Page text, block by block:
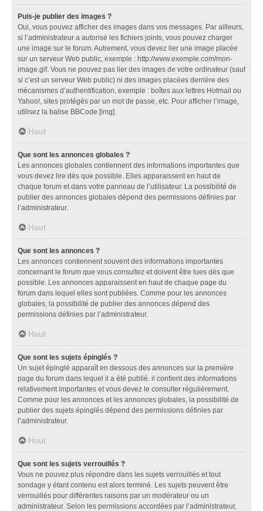
Puis-je publier des images ?
Oui, vous pouvez afficher des images dans vos messages. Par ailleurs,
si l’administrateur a autorisé les fichiers joints, vous pouvez charger
une image sur le forum. Autrement, vous devez lier une image placée
sur un serveur Web public, exemple : http://www.exemple.com/mon-
image.gif. Vous ne pouvez pas lier des images de votre ordinateur (sauf
si c’est un serveur Web public) ni des images placées derrière des
mécanismes d’authentification, exemple : boîtes aux lettres Hotmail ou
Yahoo!, sites protégés par un mot de passe, etc. Pour afficher l’image,
utilisez la balise BBCode [img].
Haut
Que sont les annonces globales ?
Les annonces globales contiennent des informations importantes que
vous devez lire dès que possible. Elles apparaissent en haut de
chaque forum et dans votre panneau de l’utilisateur. La possibilité de
publier des annonces globales dépend des permissions définies par
l’administrateur.
Haut
Que sont les annonces ?
Les annonces contiennent souvent des informations importantes
concernant le forum que vous consultez et doivent être lues dès que
possible. Les annonces apparaissent en haut de chaque page du
forum dans lequel elles sont publiées. Comme pour les annonces
globales, la possibilité de publier des annonces dépend des
permissions définies par l’administrateur.
Haut
Que sont les sujets épinglés ?
Un sujet épinglé apparaît en dessous des annonces sur la première
page du forum dans lequel il a été publié. il contient des informations
relativement importantes et vous devez le consulter régulièrement.
Comme pour les annonces et les annonces globales, la possibilité de
publier des sujets épinglés dépend des permissions définies par
l’administrateur.
Haut
Que sont les sujets verrouillés ?
Vous ne pouvez plus répondre dans les sujets verrouillés et tout
sondage y étant contenu est alors terminé. Les sujets peuvent être
verrouillés pour différentes raisons par un modérateur ou un
administrateur. Selon les permissions accordées par l’administrateur,